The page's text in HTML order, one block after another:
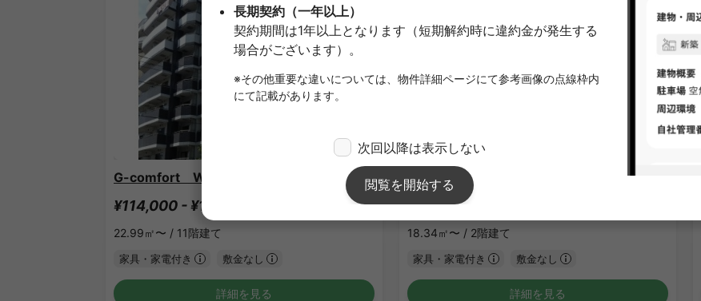
G-comfort WEST新横浜
¥114,000 - ¥114,000
22.99㎡〜 / 11階建て
家具・家電付き 敷金なし
詳細を見る
ラフィーネ・パーク岸根公園
¥89,000 - ¥94,000
18.34㎡〜 / 2階建て
家具・家電付き 敷金なし
詳細を見る